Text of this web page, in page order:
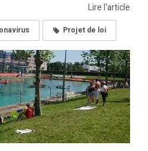
Lire l'article
Projet de loi